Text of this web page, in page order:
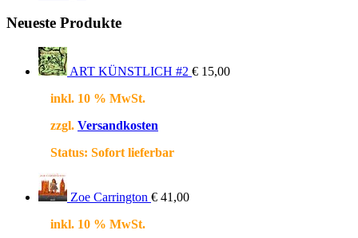
Neueste Produkte
ART KÜNSTLICH #2 € 15,00
inkl. 10 % MwSt.
zzgl. Versandkosten
Status: Sofort lieferbar
Zoe Carrington € 41,00
inkl. 10 % MwSt.